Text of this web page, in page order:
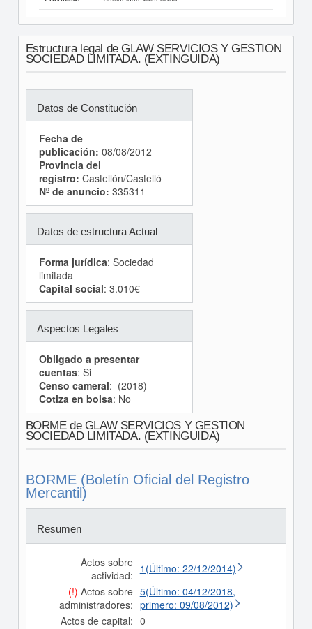
Estructura legal de GLAW SERVICIOS Y GESTION
SOCIEDAD LIMITADA. (EXTINGUIDA)
Datos de Constitución
Fecha de
publicación: 08/08/2012
Provincia del
registro: Castellón/Castelló
Nº de anuncio: 335311
Datos de estructura Actual
Forma jurídica: Sociedad
limitada
Capital social: 3.010€
Aspectos Legales
Obligado a presentar
cuentas: Si
Censo cameral: (2018)
Cotiza en bolsa: No
BORME de GLAW SERVICIOS Y GESTION
SOCIEDAD LIMITADA. (EXTINGUIDA)
BORME (Boletín Oficial del Registro
Mercantil)
Resumen
Actos sobre
actividad: 1(Último: 22/12/2014)
(!) Actos sobre
administradores:
5(Último: 04/12/2018,
primero: 09/08/2012)
Actos de capital: 0